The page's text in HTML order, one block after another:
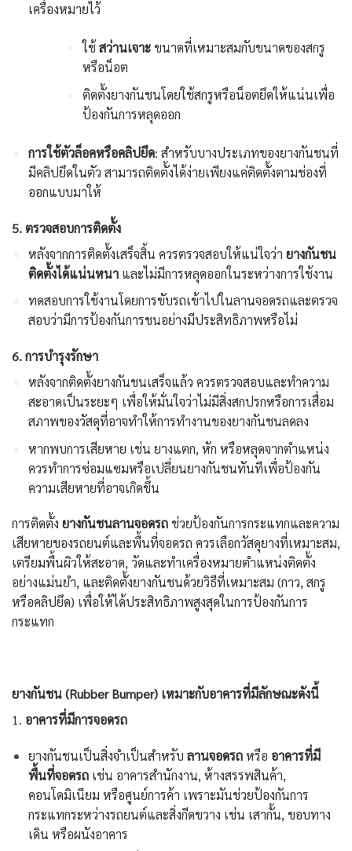
เครื่องหมายไว้
ใช้สว่านเจาะขนาดที่เหมาะสมกับขนาดของสกรู
หรือน็อต
ติดตั้งยางกันชนโดยใช้สกรูหรือน็อตยึดให้แน่นเพื่อ
ป้องกันการหลุดออก
การใช้ตัวล็อคหรือคลิปยึด: สำหรับบางประเภทของยางกันชนที่
มีคลิปยึดในตัว สามารถติดตั้งได้ง่ายเพียงแค่ติดตั้งตามช่องที่
ออกแบบมาให้
5.ตรวจสอบการติดตั้ง
หลังจากการติดตั้งเสร็จสิ้น ควรตรวจสอบให้แน่ใจว่า ยางกันชน
ติดตั้งได้แน่นหนาและไม่มีการหลุดออกในระหว่างการใช้งาน
ทดสอบการใช้งานโดยการขับรถเข้าไปในลานจอดรถและตรวจ
สอบว่ามีการป้องกันการชนอย่างมีประสิทธิภาพหรือไม่
6.การบำรุงรักษา
หลังจากติดตั้งยางกันชนเสร็จแล้ว ควรตรวจสอบและทำความ
สะอาดเป็นระยะๆ เพื่อให้มั่นใจว่าไม่มีสิ่งสกปรกหรือการเสื่อม
สภาพของวัสดุที่อาจทำให้การทำงานของยางกันชนลดลง
หากพบการเสียหาย เช่น ยางแตก, หัก หรือหลุดจากตำแหน่ง
ควรทำการซ่อมแซมหรือเปลี่ยนยางกันชนทันทีเพื่อป้องกัน
ความเสียหายที่อาจเกิดขึ้น
การติดตั้ง ยางกันชนลานจอดรถช่วยป้องกันการกระแทกและความ
เสียหายของรถยนต์และพื้นที่จอดรถ ควรเลือกวัสดุยางที่เหมาะสม,
เตรียมพื้นผิวให้สะอาด, วัดและทำเครื่องหมายตำแหน่งติดตั้ง
อย่างแม่นยำ, และติดตั้งยางกันชนด้วยวิธีที่เหมาะสม (กาว, สกรู
หรือคลิปยึด) เพื่อให้ได้ประสิทธิภาพสูงสุดในการป้องกันการ
กระแทก
ยางกันชน(Rubber Bumper) เหมาะกับอาคารที่มีลักษณะดังนี้
1. อาคารที่มีการจอดรถ
ยางกันชนเป็นสิ่งจำเป็นสำหรับ ลานจอดรถหรือ อาคารที่มี
พื้นที่จอดรถเช่น อาคารสำนักงาน, ห้างสรรพสินค้า,
คอนโดมิเนียม หรือศูนย์การค้า เพราะมันช่วยป้องกันการ
กระแทกระหว่างรถยนต์และสิ่งกีดขวาง เช่น เสากั้น, ขอบทาง
เดิน หรือผนังอาคาร